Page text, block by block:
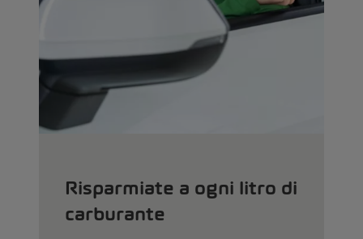
Risparmiate a ogni litro di
carburante